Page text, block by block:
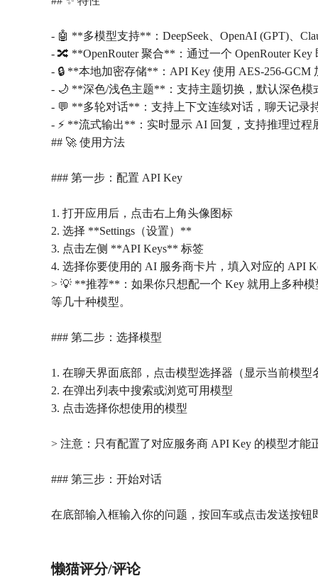
- 🤖 **多模型支持**：DeepSeek、OpenAI (GPT)、
- 🔀 **OpenRouter 聚合**：通过一个 OpenRouter
- 🔒 **本地加密存储**：API Key 使用 AES-256-GCM
- 🌙 **深色/浅色主题**：支持主题切换，默认深色模
- 💬 **多轮对话**：支持上下文连续对话，聊天记录
- ⚡ **流式输出**：实时显示 AI 回复，支持推理过程
## 🚀 使用方法
### 第一步：配置 API Key
1. 打开应用后，点击右上角头像图标
2. 选择 **Settings（设置）**
3. 点击左侧 **API Keys** 标签
4. 选择你要使用的 AI 服务商卡片，填入对应的 API
> 💡 **推荐**：如果你只想配一个 Key 就用上多种
等几十种模型。
### 第二步：选择模型
1. 在聊天界面底部，点击模型选择器（显示当前模型
2. 在弹出列表中搜索或浏览可用模型
3. 点击选择你想使用的模型
> 注意：只有配置了对应服务商 API Key 的模型才能
### 第三步：开始对话
在底部输入框输入你的问题，按回车或点击发送按钮
懒猫评分/评论